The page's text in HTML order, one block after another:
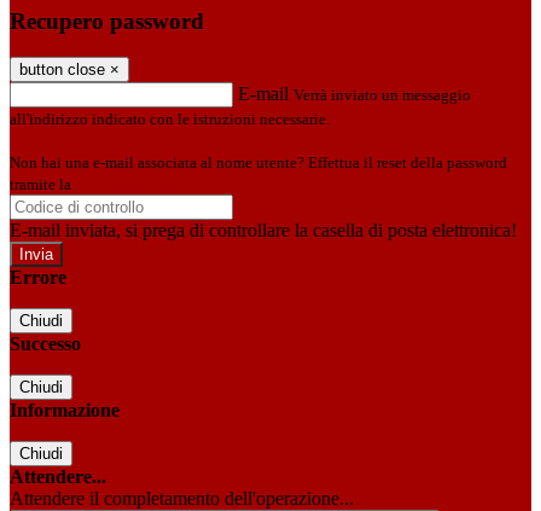
Recupero password
button close ×
E-mail Verrà inviato un messaggio
all'indirizzo indicato con le istruzioni necessarie.
Non hai una e-mail associata al nome utente? Effettua il reset della password
tramite la
E-mail inviata, si prega di controllare la casella di posta elettronica!
Errore
Chiudi
Successo
Chiudi
Informazione
Chiudi
Attendere...
Attendere il completamento dell'operazione...